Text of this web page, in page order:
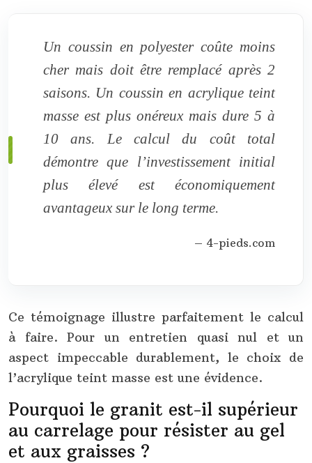
Un coussin en polyester coûte moins
cher mais doit être remplacé après 2
saisons. Un coussin en acrylique teint
masse est plus onéreux mais dure 5 à
10 ans. Le calcul du coût total
démontre que l’investissement initial
plus élevé est économiquement
avantageux sur le long terme.
– 4-pieds.com
Ce témoignage illustre parfaitement le calcul
à faire. Pour un entretien quasi nul et un
aspect impeccable durablement, le choix de
l’acrylique teint masse est une évidence.
Pourquoi le granit est-il supérieur
au carrelage pour résister au gel
et aux graisses ?